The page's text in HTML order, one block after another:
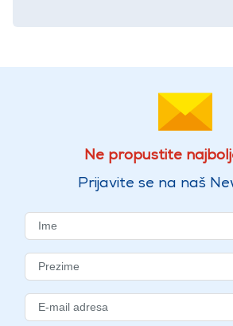
Ne propustite
Prijavite se na naš